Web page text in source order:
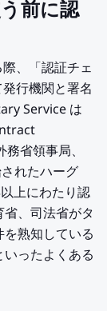
前に認
、「認証チェ
行機関と署名
Service は
省領事局、
れたハーグ
上にわたり認
、司法省がタ
熟知している
ったよくある